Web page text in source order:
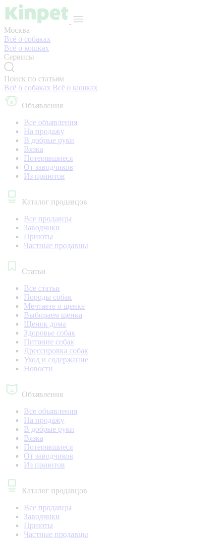
Москва
Всё о собаках
Всё о кошках
Сервисы
Поиск по статьям
Всё о собаках Всё о кошках
Объявления
Все объявления
На продажу
В добрые руки
Вязка
Потерявшиеся
От заводчиков
Из приютов
Каталог продавцов
Все продавцы
Заводчики
Приюты
Частные продавцы
Статьи
Все статьи
Породы собак
Мечтаете о щенке
Выбираем щенка
Щенок дома
Здоровье собак
Питание собак
Дрессировка собак
Уход и содержание
Новости
Объявления
Все объявления
На продажу
В добрые руки
Вязка
Потерявшиеся
От заводчиков
Из приютов
Каталог продавцов
Все продавцы
Заводчики
Приюты
Частные продавцы